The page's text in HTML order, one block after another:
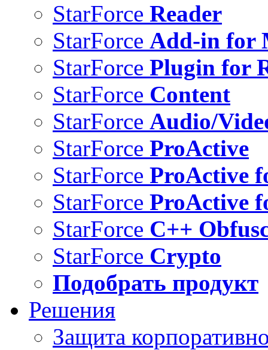
StarForce Reader
StarForce Add-in for
StarForce Plugin for
StarForce Content
StarForce Audio/
StarForce ProActive
StarForce ProActive
StarForce ProActive
StarForce C++
StarForce Crypto
Подобрать продукт
Решения
Защита